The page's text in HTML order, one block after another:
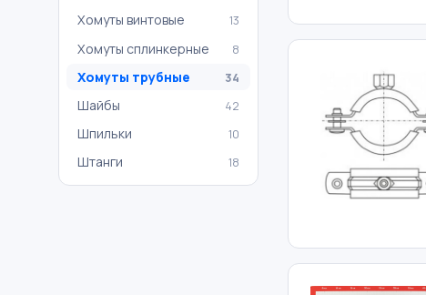
Хомуты винтовые 13
Хомуты сплинкерные 8
Хомуты трубные 34
Шайбы 42
Шпильки 10
Штанги 18